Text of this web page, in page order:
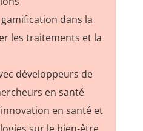
dans la
les traitements et la
développeurs de
en santé
en santé et